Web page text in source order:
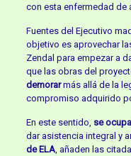
con esta enfermedad de
Fuentes del Ejecutivo
objetivo es aprovechar
Zendal para empezar a
que las obras del
demorarmás allá de la
compromiso adquirido
En este sentido, se
dar asistencia integral y
de ELA, añaden las